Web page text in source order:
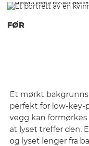
FØR
Et mørkt
perfekt for low-key-
vegg kan
at lyset treffer den.
og lyset lenger fra